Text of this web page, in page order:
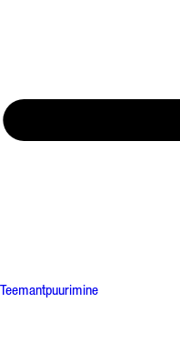
Teemantpuurimine